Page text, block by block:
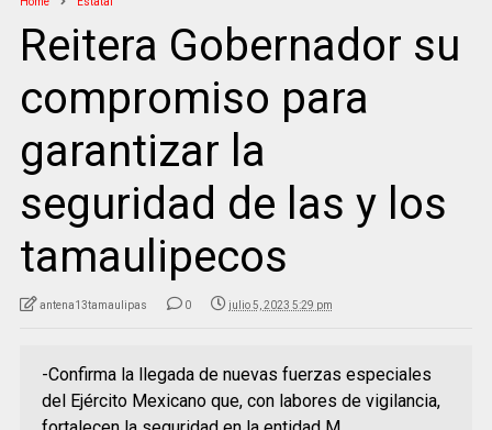
Reitera Gobernador su
compromiso para
garantizar la
seguridad de las y los
tamaulipecos
antena13tamaulipas 0 julio 5, 2023 5:29 pm
-Confirma la llegada de nuevas fuerzas especiales
del Ejército Mexicano que, con labores de vigilancia,